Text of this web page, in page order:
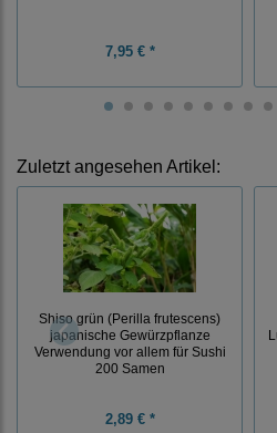
7,95 € *
Zuletzt angesehen Artikel:
Shiso grün (Perilla frutescens)
japanische Gewürzpflanze
Verwendung vor allem für Sushi
200 Samen
2,89 € *